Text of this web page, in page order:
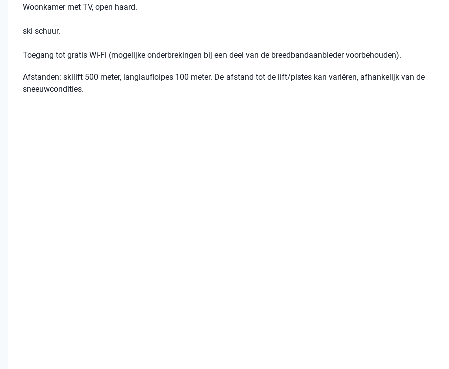
Woonkamer met TV, open haard.
ski schuur.
Toegang tot gratis Wi-Fi (mogelijke onderbrekingen bij een deel van de breedbandaanbieder voorbehouden).
Afstanden: skilift 500 meter, langlaufloipes 100 meter. De afstand tot de lift/pistes kan variëren, afhankelijk van de
sneeuwcondities.